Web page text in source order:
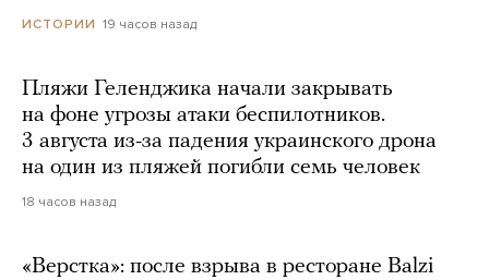
ИСТОРИИ 19 часов назад
Пляжи Геленджика начали закрывать
на фоне угрозы атаки беспилотников.
3 августа из-за падения украинского дрона
на один из пляжей погибли семь человек
18 часов назад
«Верстка»: после взрыва в ресторане Balzi